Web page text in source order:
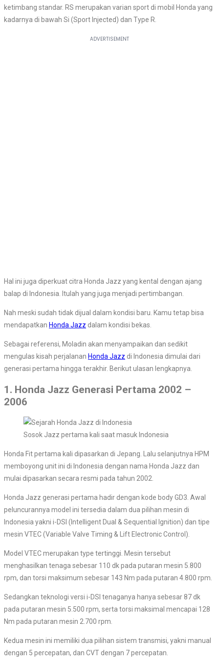
ketimbang standar. RS merupakan varian sport di mobil Honda yang
kadarnya di bawah Si (Sport Injected) dan Type R.
Hal ini juga diperkuat citra Honda Jazz yang kental dengan ajang
balap di Indonesia. Itulah yang juga menjadi pertimbangan.
Nah meski sudah tidak dijual dalam kondisi baru. Kamu tetap bisa
mendapatkan Honda Jazz dalam kondisi bekas.
Sebagai referensi, Moladin akan menyampaikan dan sedikit
mengulas kisah perjalanan Honda Jazz di Indonesia dimulai dari
generasi pertama hingga terakhir. Berikut ulasan lengkapnya.
1. Honda Jazz Generasi Pertama 2002 –
2006
Sosok Jazz pertama kali saat masuk Indonesia
Honda Fit pertama kali dipasarkan di Jepang. Lalu selanjutnya HPM
memboyong unit ini di Indonesia dengan nama Honda Jazz dan
mulai dipasarkan secara resmi pada tahun 2002.
Honda Jazz generasi pertama hadir dengan kode body GD3. Awal
peluncurannya model ini tersedia dalam dua pilihan mesin di
Indonesia yakni i-DSI (Intelligent Dual & Sequential Ignition) dan tipe
mesin VTEC (Variable Valve Timing & Lift Electronic Control).
Model VTEC merupakan type tertinggi. Mesin tersebut
menghasilkan tenaga sebesar 110 dk pada putaran mesin 5.800
rpm, dan torsi maksimum sebesar 143 Nm pada putaran 4.800 rpm.
Sedangkan teknologi versi i-DSI tenaganya hanya sebesar 87 dk
pada putaran mesin 5.500 rpm, serta torsi maksimal mencapai 128
Nm pada putaran mesin 2.700 rpm.
Kedua mesin ini memiliki dua pilihan sistem transmisi, yakni manual
dengan 5 percepatan, dan CVT dengan 7 percepatan.